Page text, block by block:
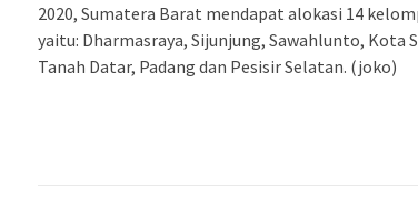
2020, Sumatera Barat mendapat alokasi 14
yaitu: Dharmasraya, Sijunjung, Sawahlunto, Kota
Tanah Datar, Padang dan Pesisir Selatan. (joko)